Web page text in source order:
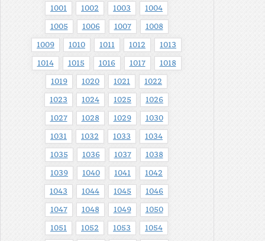
1001 1002 1003 1004
1005 1006 1007 1008
1009 1010 1011 1012 1013
1014 1015 1016 1017 1018
1019 1020 1021 1022
1023 1024 1025 1026
1027 1028 1029 1030
1031 1032 1033 1034
1035 1036 1037 1038
1039 1040 1041 1042
1043 1044 1045 1046
1047 1048 1049 1050
1051 1052 1053 1054